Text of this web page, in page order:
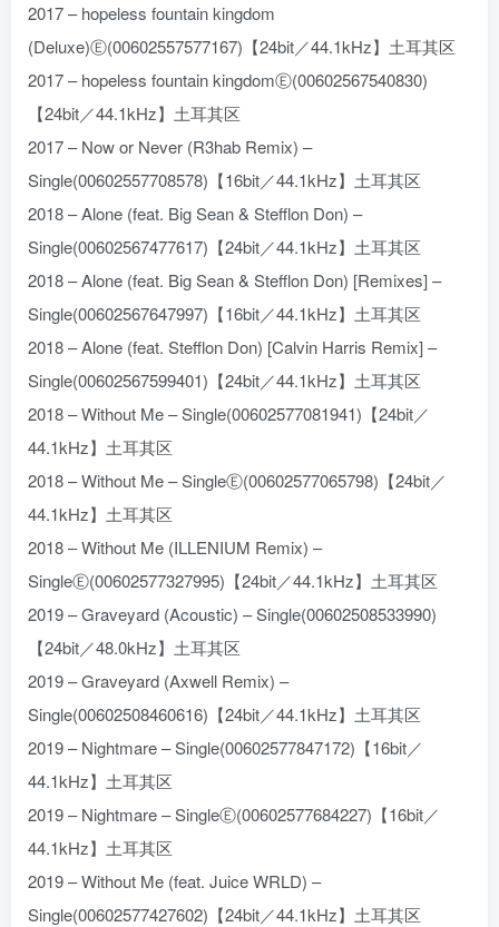
2017 – hopeless fountain kingdom
(Deluxe)Ⓔ(00602557577167)【24bit／44.1kHz】土耳其区
2017 – hopeless fountain kingdomⒺ(00602567540830)
【24bit／44.1kHz】土耳其区
2017 – Now or Never (R3hab Remix) –
Single(00602557708578)【16bit／44.1kHz】土耳其区
2018 – Alone (feat. Big Sean & Stefflon Don) –
Single(00602567477617)【24bit／44.1kHz】土耳其区
2018 – Alone (feat. Big Sean & Stefflon Don) [Remixes] –
Single(00602567647997)【16bit／44.1kHz】土耳其区
2018 – Alone (feat. Stefflon Don) [Calvin Harris Remix] –
Single(00602567599401)【24bit／44.1kHz】土耳其区
2018 – Without Me – Single(00602577081941)【24bit／
44.1kHz】土耳其区
2018 – Without Me – SingleⒺ(00602577065798)【24bit／
44.1kHz】土耳其区
2018 – Without Me (ILLENIUM Remix) –
SingleⒺ(00602577327995)【24bit／44.1kHz】土耳其区
2019 – Graveyard (Acoustic) – Single(00602508533990)
【24bit／48.0kHz】土耳其区
2019 – Graveyard (Axwell Remix) –
Single(00602508460616)【24bit／44.1kHz】土耳其区
2019 – Nightmare – Single(00602577847172)【16bit／
44.1kHz】土耳其区
2019 – Nightmare – SingleⒺ(00602577684227)【16bit／
44.1kHz】土耳其区
2019 – Without Me (feat. Juice WRLD) –
Single(00602577427602)【24bit／44.1kHz】土耳其区